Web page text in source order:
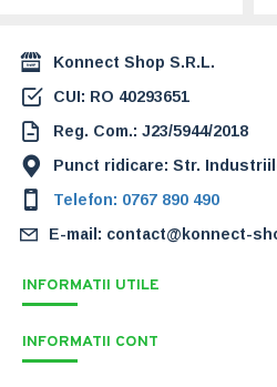
Konnect Shop S.R.L.
CUI: RO 40293651
Reg. Com.: J23/5944/2018
Punct ridicare: Str.
Telefon: 0767 890 490
E-mail: contact@konnect-
INFORMATII UTILE
INFORMATII CONT